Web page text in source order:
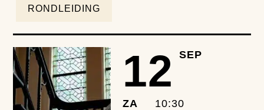
RONDLEIDING
12 SEP
ZA 10:30